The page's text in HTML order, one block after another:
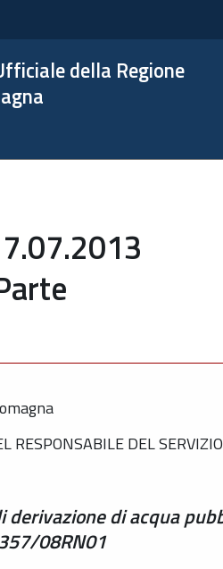
della Regione
RESPONSABILE DEL
derivazione di acqua
08RN01